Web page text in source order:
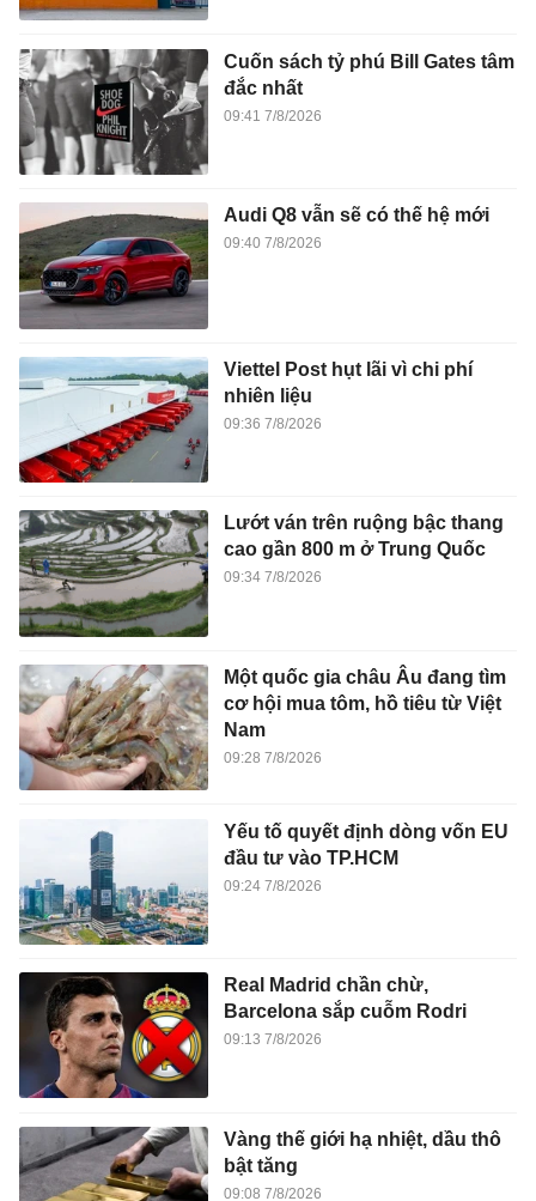
Cuốn sách tỷ phú Bill Gates tâm
đắc nhất
09:41 7/8/2026
Audi Q8 vẫn sẽ có thế hệ mới
09:40 7/8/2026
Viettel Post hụt lãi vì chi phí
nhiên liệu
09:36 7/8/2026
Lướt ván trên ruộng bậc thang
cao gần 800 m ở Trung Quốc
09:34 7/8/2026
Một quốc gia châu Âu đang tìm
cơ hội mua tôm, hồ tiêu từ Việt
Nam
09:28 7/8/2026
Yếu tố quyết định dòng vốn EU
đầu tư vào TP.HCM
09:24 7/8/2026
Real Madrid chần chừ,
Barcelona sắp cuỗm Rodri
09:13 7/8/2026
Vàng thế giới hạ nhiệt, dầu thô
bật tăng
09:08 7/8/2026